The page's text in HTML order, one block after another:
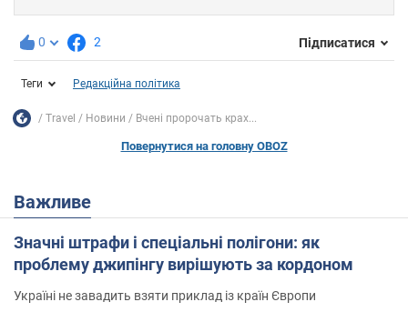
0 2 Підписатися
Теги Редакційна політика
Travel Новини Вчені пророчать крах...
Повернутися на головну OBOZ
Важливе
Значні штрафи і спеціальні полігони: як
проблему джипінгу вирішують за кордоном
Україні не завадить взяти приклад із країн Європи